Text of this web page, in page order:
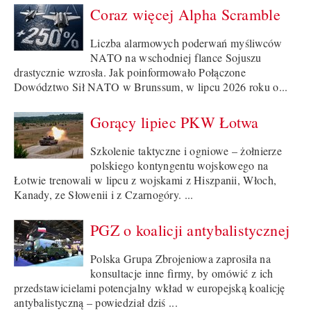
Coraz więcej Alpha Scramble
Liczba alarmowych poderwań myśliwców
NATO na wschodniej flance Sojuszu
drastycznie wzrosła. Jak poinformowało Połączone
Dowództwo Sił NATO w Brunssum, w lipcu 2026 roku o...
Gorący lipiec PKW Łotwa
Szkolenie taktyczne i ogniowe – żołnierze
polskiego kontyngentu wojskowego na
Łotwie trenowali w lipcu z wojskami z Hiszpanii, Włoch,
Kanady, ze Słowenii i z Czarnogóry. ...
PGZ o koalicji antybalistycznej
Polska Grupa Zbrojeniowa zaprosiła na
konsultacje inne firmy, by omówić z ich
przedstawicielami potencjalny wkład w europejską koalicję
antybalistyczną – powiedział dziś ...